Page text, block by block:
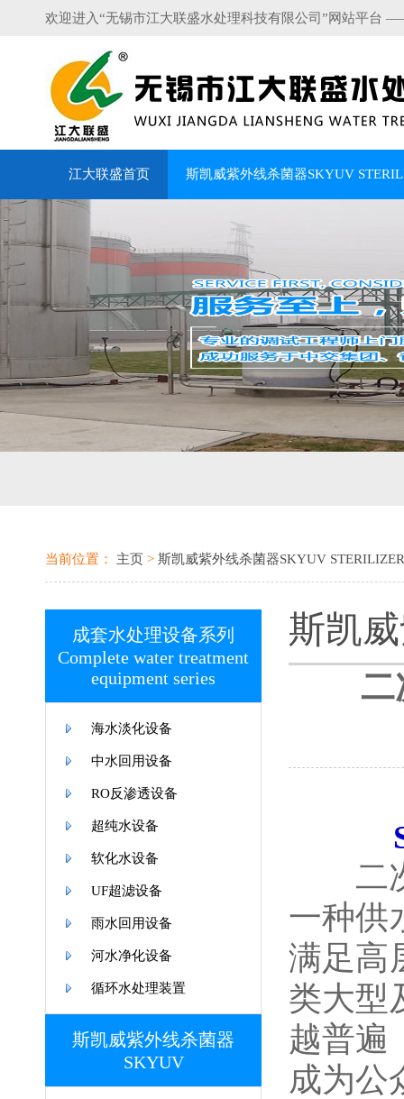
欢迎进入“无锡市江大联盛水处理科技有限公司”网站平台
江大联盛首页 斯凯威紫外线杀菌器SKYUV
当前位置： 主页 > 斯凯威紫外线杀菌器SKYUV STERILIZER
成套水处理设备系列
Complete water treatment
equipment series
海水淡化设备
中水回用设备
RO反渗透设备
超纯水设备
软化水设备
UF超滤设备
雨水回用设备
河水净化设备
循环水处理装置
斯凯威紫外线杀菌器
SKYUV
斯凯
二
二次
一种供
满足高
类大型
越普遍
成为公